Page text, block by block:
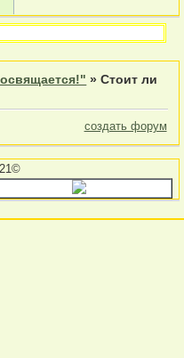
»Стоит ли
создать форум